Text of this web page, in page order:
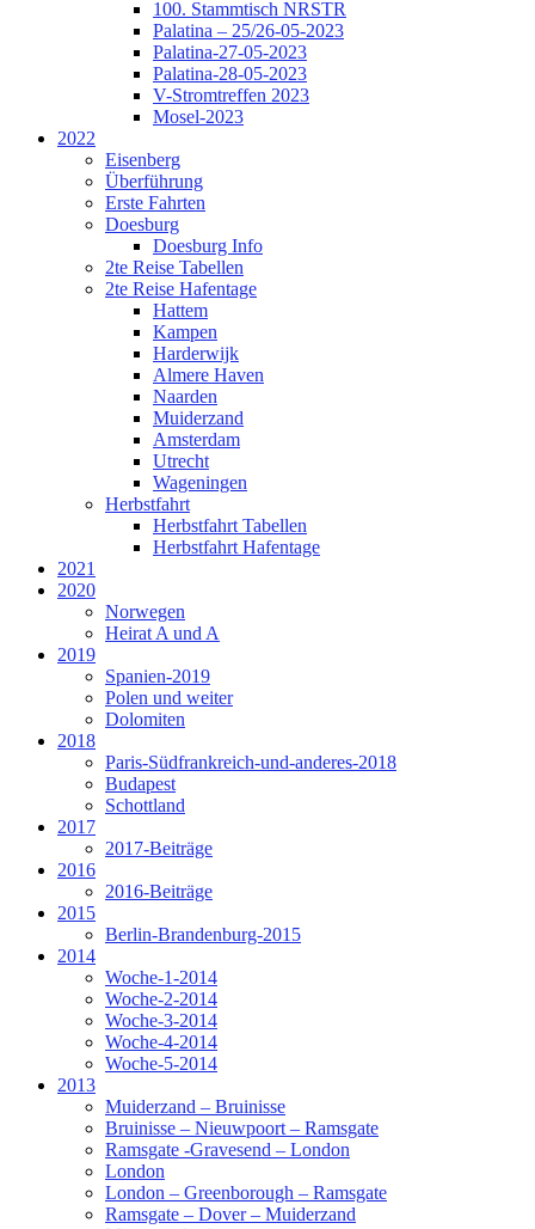
100. Stammtisch NRSTR
Palatina – 25/26-05-2023
Palatina-27-05-2023
Palatina-28-05-2023
V-Stromtreffen 2023
Mosel-2023
2022
Eisenberg
Überführung
Erste Fahrten
Doesburg
Doesburg Info
2te Reise Tabellen
2te Reise Hafentage
Hattem
Kampen
Harderwijk
Almere Haven
Naarden
Muiderzand
Amsterdam
Utrecht
Wageningen
Herbstfahrt
Herbstfahrt Tabellen
Herbstfahrt Hafentage
2021
2020
Norwegen
Heirat A und A
2019
Spanien-2019
Polen und weiter
Dolomiten
2018
Paris-Südfrankreich-und-anderes-2018
Budapest
Schottland
2017
2017-Beiträge
2016
2016-Beiträge
2015
Berlin-Brandenburg-2015
2014
Woche-1-2014
Woche-2-2014
Woche-3-2014
Woche-4-2014
Woche-5-2014
2013
Muiderzand – Bruinisse
Bruinisse – Nieuwpoort – Ramsgate
Ramsgate -Gravesend – London
London
London – Greenborough – Ramsgate
Ramsgate – Dover – Muiderzand